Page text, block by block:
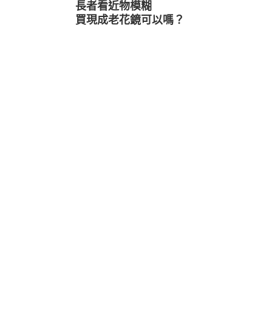
長者看近物模糊
買現成老花鏡可以嗎？